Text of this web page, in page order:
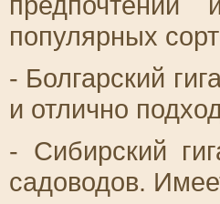
популярных
- Болгарский
и отлично
- Сибирский
садоводов.